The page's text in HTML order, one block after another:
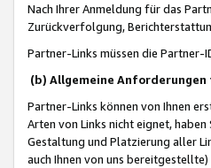
Nach Ihrer Anmeldung für das
Zurückverfolgung,
Partner-Links müssen die Partner-
(b) Allgemeine
Partner-Links können von Ihnen
Arten von Links nicht eignet,
Gestaltung und Platzierung aller
auch Ihnen von uns